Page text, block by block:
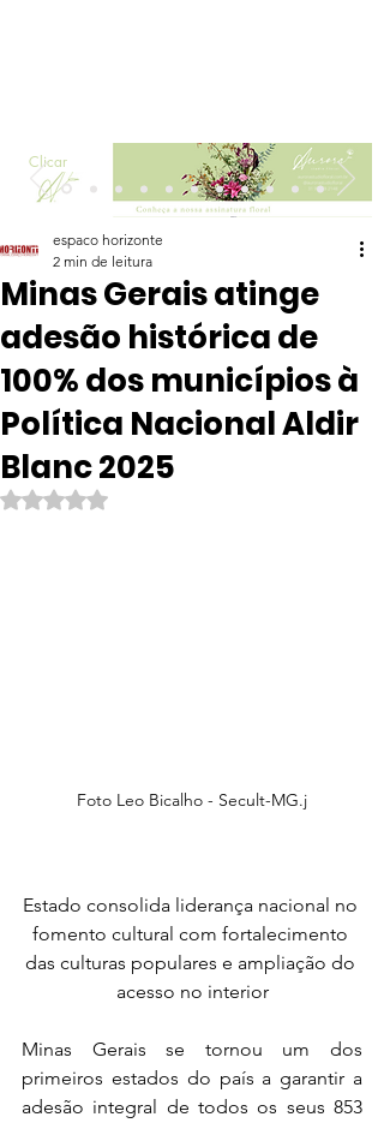
Clicar
Minas Gerais atinge
adesão histórica de
100% dos municípios à
Política Nacional Aldir
Blanc 2025
espaco horizonte
2 min de leitura
Avaliado com NaN de 5 estrelas.
Foto Leo Bicalho - Secult-MG.j
Estado consolida liderança nacional no
fomento cultural com fortalecimento
das culturas populares e ampliação do
acesso no interior
Minas Gerais se tornou um dos
primeiros estados do país a garantir a
adesão integral de todos os seus 853